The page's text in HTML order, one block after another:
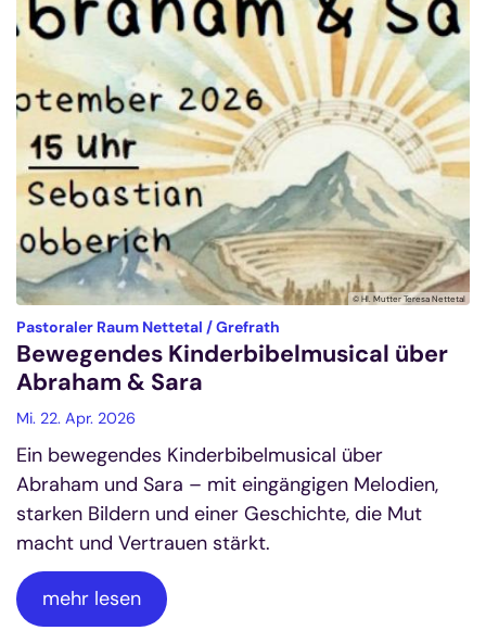
© Hl. Mutter Teresa Nettetal
Pastoraler Raum Nettetal / Grefrath
Bewegendes Kinderbibelmusical über
Abraham & Sara
Mi. 22. Apr. 2026
Ein bewegendes Kinderbibelmusical über
Abraham und Sara – mit eingängigen Melodien,
starken Bildern und einer Geschichte, die Mut
macht und Vertrauen stärkt.
mehr lesen